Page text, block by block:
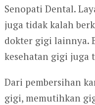
Senopati Dental.
juga tidak kalah
dokter gigi lainnya.
kesehatan gigi juga
Dari pembersihan
gigi, memutihkan